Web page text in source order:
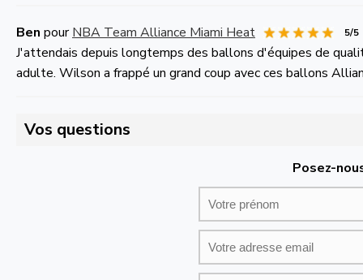
Ben pourNBA Team Alliance Miami Heat 5/5
J'attendais depuis longtemps des ballons d'équipes de
adulte. Wilson a frappé un grand coup avec ces ballons
Vos questions
Posez-